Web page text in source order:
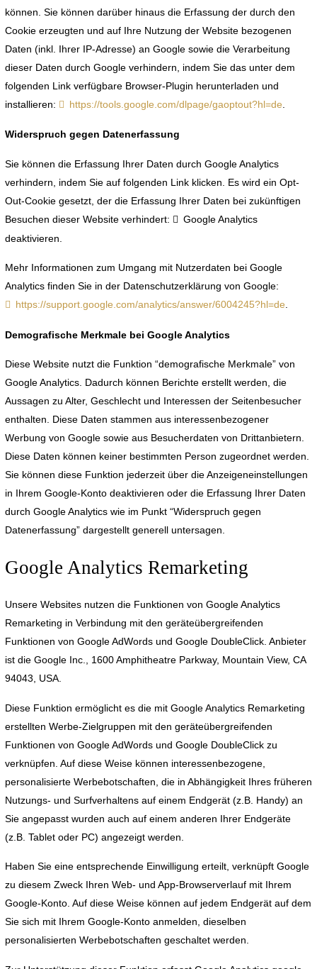
können. Sie können darüber hinaus die Erfassung der durch den
Cookie erzeugten und auf Ihre Nutzung der Website bezogenen
Daten (inkl. Ihrer IP-Adresse) an Google sowie die Verarbeitung
dieser Daten durch Google verhindern, indem Sie das unter dem
folgenden Link verfügbare Browser-Plugin herunterladen und
installieren:
https://tools.google.com/dlpage/gaoptout?hl=de
Widerspruch gegen Datenerfassung
Sie können die Erfassung Ihrer Daten durch Google Analytics
verhindern, indem Sie auf folgenden Link klicken. Es wird ein Opt-
Out-Cookie gesetzt, der die Erfassung Ihrer Daten bei zukünftigen
Besuchen dieser Website verhindert:
Google Analytics
deaktivieren
Mehr Informationen zum Umgang mit Nutzerdaten bei Google
Analytics finden Sie in der Datenschutzerklärung von Google:
https://support.google.com/analytics/answer/6004245?hl=de
Demografische Merkmale bei Google Analytics
Diese Website nutzt die Funktion “demografische Merkmale” von
Google Analytics. Dadurch können Berichte erstellt werden, die
Aussagen zu Alter, Geschlecht und Interessen der Seitenbesucher
enthalten. Diese Daten stammen aus interessenbezogener
Werbung von Google sowie aus Besucherdaten von Drittanbietern.
Diese Daten können keiner bestimmten Person zugeordnet werden.
Sie können diese Funktion jederzeit über die Anzeigeneinstellungen
in Ihrem Google-Konto deaktivieren oder die Erfassung Ihrer Daten
durch Google Analytics wie im Punkt “Widerspruch gegen
Datenerfassung” dargestellt generell untersagen.
Google Analytics Remarketing
Unsere Websites nutzen die Funktionen von Google Analytics
Remarketing in Verbindung mit den geräteübergreifenden
Funktionen von Google AdWords und Google DoubleClick. Anbieter
ist die Google Inc., 1600 Amphitheatre Parkway, Mountain View, CA
94043, USA.
Diese Funktion ermöglicht es die mit Google Analytics Remarketing
erstellten Werbe-Zielgruppen mit den geräteübergreifenden
Funktionen von Google AdWords und Google DoubleClick zu
verknüpfen. Auf diese Weise können interessenbezogene,
personalisierte Werbebotschaften, die in Abhängigkeit Ihres früheren
Nutzungs- und Surfverhaltens auf einem Endgerät (z.B. Handy) an
Sie angepasst wurden auch auf einem anderen Ihrer Endgeräte
(z.B. Tablet oder PC) angezeigt werden.
Haben Sie eine entsprechende Einwilligung erteilt, verknüpft Google
zu diesem Zweck Ihren Web- und App-Browserverlauf mit Ihrem
Google-Konto. Auf diese Weise können auf jedem Endgerät auf dem
Sie sich mit Ihrem Google-Konto anmelden, dieselben
personalisierten Werbebotschaften geschaltet werden.